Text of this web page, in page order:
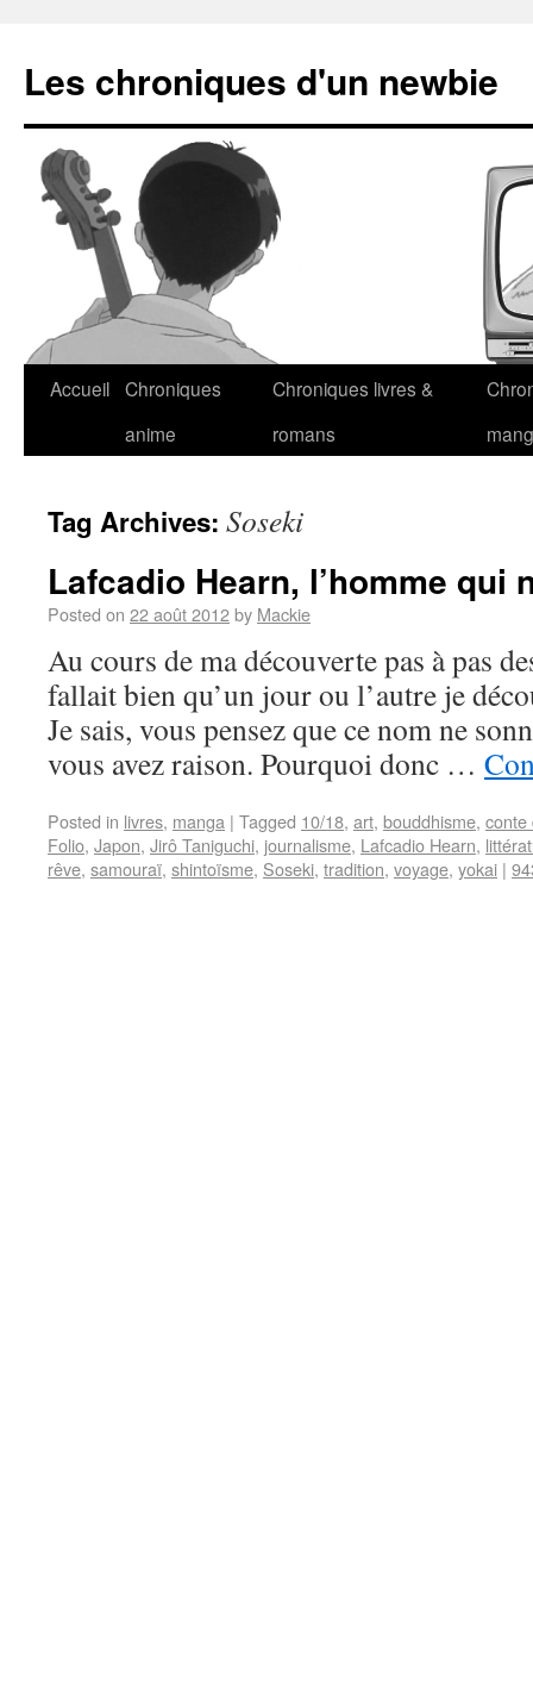
Les chroniques d'un newbie
Accueil Chroniques
anime
Chroniques livres &
romans
Tag Archives: Soseki
Lafcadio Hearn, l’homme qui
Posted on 22 août 2012by Mackie
Au cours de ma découverte pas à pas
fallait bien qu’un jour ou l’autre je
Je sais, vous pensez que ce nom ne
vous avez raison. Pourquoi donc …
Posted in livres, manga | Tagged 10/18, art, bouddhisme, conte
Folio, Japon, Jirô Taniguchi, journalisme, Lafcadio Hearn,
rêve, samouraï, shintoïsme, Soseki, tradition, voyage, yokai |